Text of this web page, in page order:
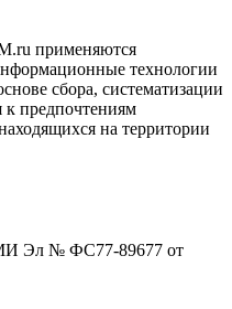
применяются
технологии
сбора, систематизации
к предпочтениям
на территории
Эл № ФС77-89677 от